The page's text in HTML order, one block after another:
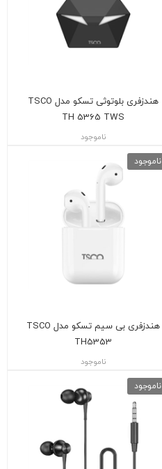
هندزفری بلوتوثی تسکو مدل TSCO
TH 5365 TWS
ناموجود
ناموجود
هندزفری بی سیم تسکو مدل TSCO
TH5353
ناموجود
ناموجود